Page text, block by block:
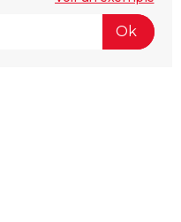
avis, streaming,
de super-héros a-
générique à la fin du
voir le film en VOD